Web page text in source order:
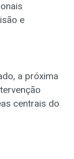
e
a próxima
centrais do